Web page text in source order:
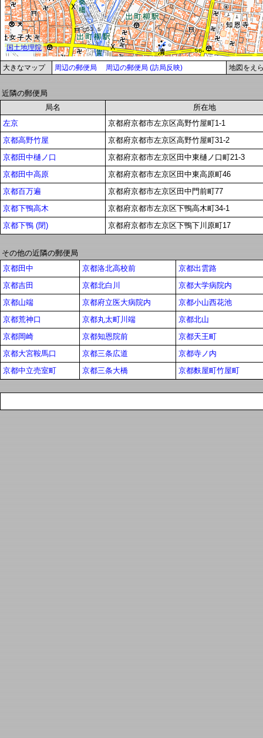
大きなマップ 周辺の郵便局 周辺の郵便局 (訪局反映) 地図をえ
近隣の郵便局
局名
所在地
左京
京都府京都市左京区高野竹屋町1-1
京都高野竹屋
京都府京都市左京区高野竹屋町31-2
京都田中樋ノ口
京都府京都市左京区田中東樋ノ口町21-3
京都田中高原
京都府京都市左京区田中東高原町46
京都百万遍
京都府京都市左京区田中門前町77
京都下鴨高木
京都府京都市左京区下鴨高木町34-1
京都下鴨 (閉)
京都府京都市左京区下鴨下川原町17
その他の近隣の郵便局
京都田中
京都洛北高校前
京都出雲路
京都吉田
京都北白川
京都大学病院内
京都山端
京都府立医大病院内
京都小山西花池
京都荒神口
京都丸太町川端
京都北山
京都岡崎
京都知恩院前
京都天王町
京都大宮鞍馬口
京都三条広道
京都寺ノ内
京都中立売室町
京都三条大橋 京都麩屋町竹屋町